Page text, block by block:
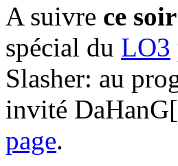
A suivre ce
spécial du LO3
Slasher: au
invité
page.